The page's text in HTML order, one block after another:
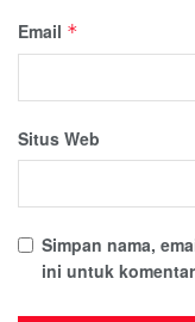
Email *
Situs Web
Simpan nama,
ini untuk